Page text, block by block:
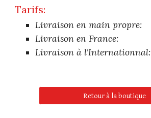
Tarifs:
Livraison en main propre:
Livraison en France:
Livraison à l'Internationnal:
Retour à la boutique